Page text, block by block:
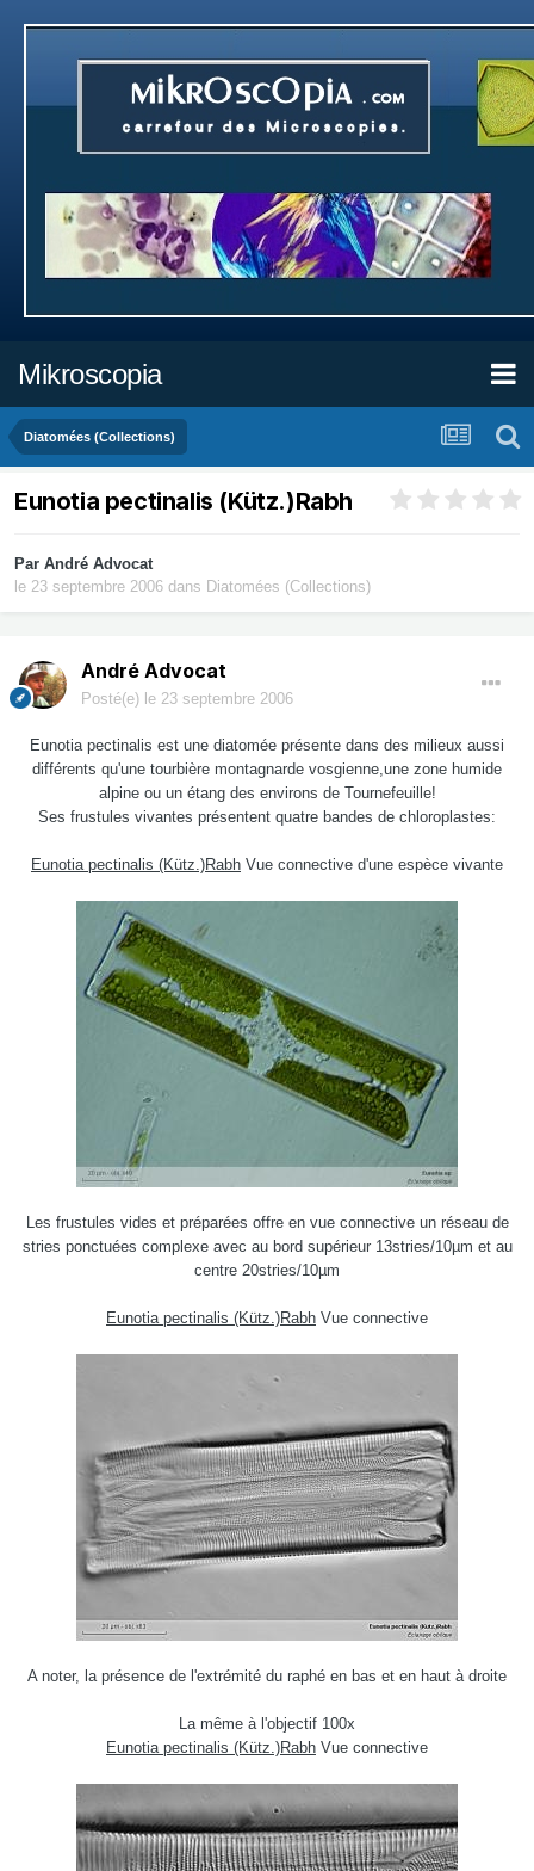
Mikroscopia
Diatomées (Collections)
Eunotia pectinalis (Kütz.)Rabh
Par André Advocat
le 23 septembre 2006 dans Diatomées (Collections)
André Advocat
Posté(e) le 23 septembre 2006
Eunotia pectinalis est une diatomée présente dans des milieux aussi
différents qu'une tourbière montagnarde vosgienne,une zone humide
alpine ou un étang des environs de Tournefeuille!
Ses frustules vivantes présentent quatre bandes de chloroplastes:
Eunotia pectinalis (Kütz.)Rabh Vue connective d'une espèce vivante
Les frustules vides et préparées offre en vue connective un réseau de
stries ponctuées complexe avec au bord supérieur 13stries/10µm et au
centre 20stries/10µm
Eunotia pectinalis (Kütz.)Rabh Vue connective
A noter, la présence de l'extrémité du raphé en bas et en haut à droite
La même à l'objectif 100x
Eunotia pectinalis (Kütz.)Rabh Vue connective